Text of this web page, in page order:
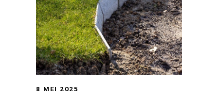
8 MEI 2025